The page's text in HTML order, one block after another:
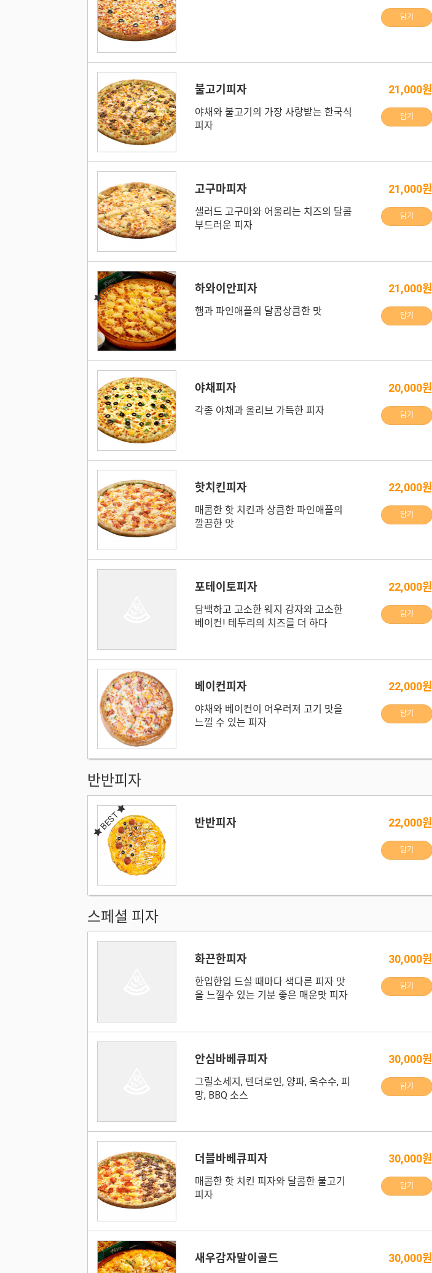
담기
불고기피자
야채와 불고기의 가장 사랑받는 한국식
피자
21,000원
담기
고구마피자
샐러드 고구마와 어울리는 치즈의 달콤
부드러운 피자
21,000원
담기
BEST 하와이안피자
햄과 파인애플의 달콤상큼한 맛
21,000원
담기
야채피자
각종 야채과 올리브 가득한 피자
20,000원
담기
핫치킨피자
매콤한 핫 치킨과 상큼한 파인애플의
깔끔한 맛
22,000원
담기
포테이토피자
담백하고 고소한 웨지 감자와 고소한
베이컨! 테두리의 치즈를 더 하다
22,000원
담기
베이컨피자
야채와 베이컨이 어우러져 고기 맛을
느낄 수 있는 피자
22,000원
담기
반반피자
BEST 반반피자 22,000원
담기
스페셜 피자
화끈한피자
한입한입 드실 때마다 색다른 피자 맛
을 느낄수 있는 기분 좋은 매운맛 피자
30,000원
담기
안심바베큐피자
그릴소세지, 텐더로인, 양파, 옥수수, 피
망, BBQ 소스
30,000원
담기
더블바베큐피자
매콤한 핫 치킨 피자와 달콤한 불고기
피자
30,000원
담기
새우감자말이골드 30,000원